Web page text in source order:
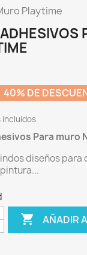
Playtime
40% DE
incluidos
Para muro
diseños
 AÑADIR